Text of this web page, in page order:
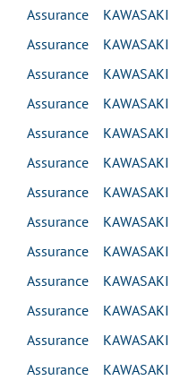
Assurance
Assurance
Assurance
Assurance
Assurance
Assurance
Assurance
Assurance
Assurance
Assurance
Assurance
Assurance
Assurance